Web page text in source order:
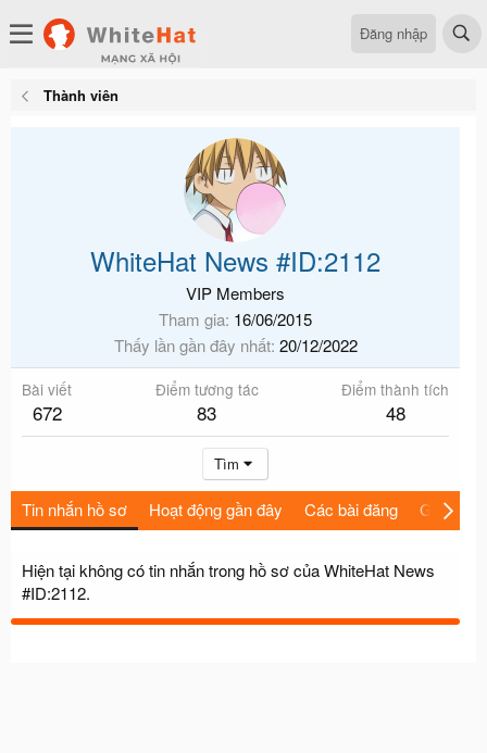
Đăng nhập
Thành viên
WhiteHat News #ID:2112
VIP Members
Tham gia 16/06/2015
Thấy lần gần đây nhất 20/12/2022
Bài viết
672
Điểm tương tác
83
Điểm thành tích
48
Tìm
Tin nhắn hồ sơ Hoạt động gần đây Các bài đăng Giới thiệu
Hiện tại không có tin nhắn trong hồ sơ của WhiteHat News
#ID:2112.